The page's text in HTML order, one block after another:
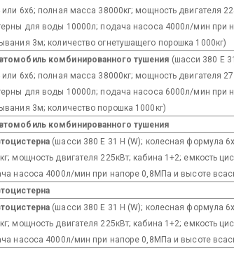
6х6; полная масса 38000кг; мощность двигателя
для воды 10000л; подача насоса 4000л/мин при
3м; количество огнетушащего порошка 1000кг)
комбинированного тушения (шасси 380 E
6х6; полная масса 38000кг; мощность двигателя
для воды 10000л; подача насоса 6000л/мин при
3м; количество порошка 1000кг)
комбинированного тушения
(шасси 380 E 31 Н (W); колесная формула
мощность двигателя 225кВт; кабина 1+2; емкость
насоса 4000л/мин при напоре 0,8МПа и высоте
(шасси 380 E 31 Н (W); колесная формула
мощность двигателя 225кВт; кабина 1+2; емкость
насоса 4000л/мин при напоре 0,8МПа и высоте